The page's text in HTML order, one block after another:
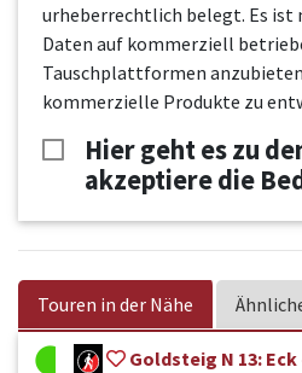
urheberrechtlich belegt. Es
Daten auf kommerziell
Tauschplattformen
kommerzielle Produkte zu
Hier geht es zu
akzeptiere die
Touren in der Nähe
Goldsteig N 13: